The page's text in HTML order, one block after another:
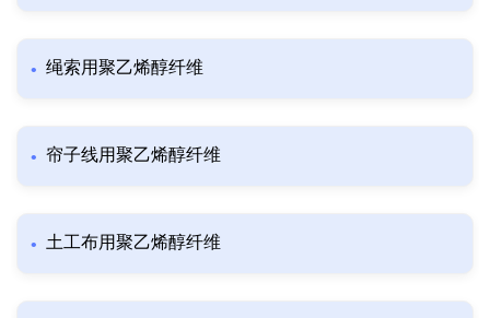
绳索用聚乙烯醇纤维
帘子线用聚乙烯醇纤维
土工布用聚乙烯醇纤维